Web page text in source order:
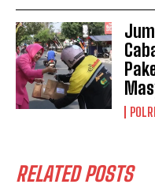
POLRI
RELATED POSTS